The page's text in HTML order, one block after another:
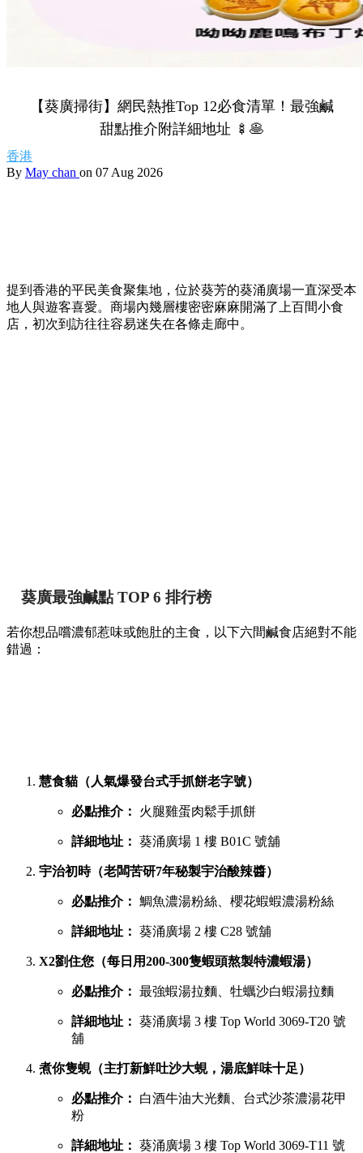
【葵廣掃街】網民熱推Top 12必食清單！最強鹹
甜點推介附詳細地址 🍢🥞
香港
By May chan on 07 Aug 2026
提到香港的平民美食聚集地，位於葵芳的葵涌廣場一直深受本
地人與遊客喜愛。商場內幾層樓密密麻麻開滿了上百間小食
店，初次到訪往往容易迷失在各條走廊中。
葵廣最強鹹點 TOP 6 排行榜
若你想品嚐濃郁惹味或飽肚的主食，以下六間鹹食店絕對不能
錯過：
慧食貓（人氣爆發台式手抓餅老字號）
必點推介： 火腿雞蛋肉鬆手抓餅
詳細地址： 葵涌廣場 1 樓 B01C 號舖
宇治初時（老闆苦研7年秘製宇治酸辣醬）
必點推介： 鯛魚濃湯粉絲、櫻花蝦蝦濃湯粉絲
詳細地址： 葵涌廣場 2 樓 C28 號舖
X2劉住您（每日用200-300隻蝦頭熬製特濃蝦湯）
必點推介： 最強蝦湯拉麵、牡蠣沙白蝦湯拉麵
詳細地址： 葵涌廣場 3 樓 Top World 3069-T20 號
舖
煮你隻蜆（主打新鮮吐沙大蜆，湯底鮮味十足）
必點推介：
白酒牛油大光麵、台式沙茶濃湯花甲
粉
詳細地址： 葵涌廣場 3 樓 Top World 3069-T11 號